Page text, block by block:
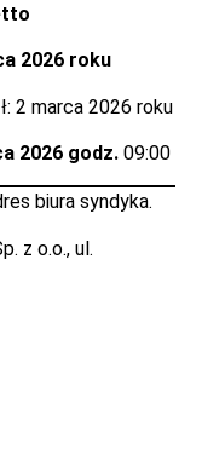
2026 roku
2 marca 2026 roku
2026 godz.09:00
biura syndyka.
z o.o., ul.